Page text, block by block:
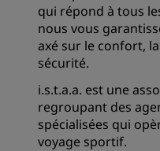
qui répond à tous
nous vous
axé sur le confort,
sécurité.
i.s.t.a.a. est une
regroupant des
spécialisées qui
voyage sportif.